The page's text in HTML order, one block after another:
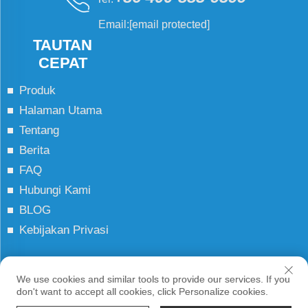
TAUTAN
CEPAT
Produk
Halaman Utama
Tentang
Berita
FAQ
Hubungi Kami
BLOG
Kebijakan Privasi
Email:[email protected]
We use cookies and similar tools to provide our services. If you
don't want to accept all cookies, click Personalize cookies.